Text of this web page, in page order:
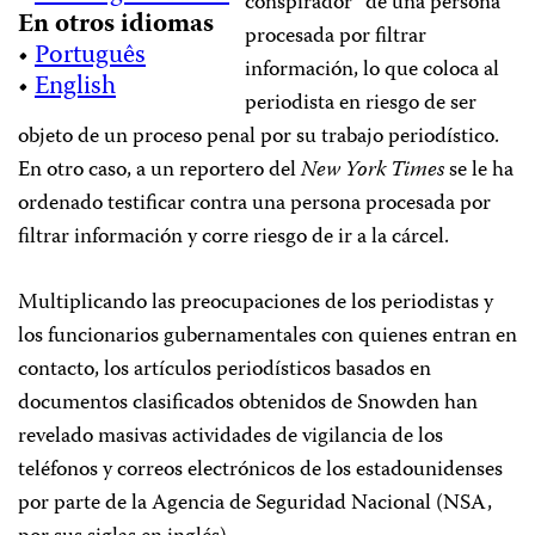
En otros idiomas
•Português
•English
procesada por filtrar
información, lo que coloca al
periodista en riesgo de ser
objeto de un proceso penal por su trabajo periodístico.
En otro caso, a un reportero delNew York Timesse le ha
ordenado testificar contra una persona procesada por
filtrar información y corre riesgo de ir a la cárcel.
Multiplicando las preocupaciones de los periodistas y
los funcionarios gubernamentales con quienes entran en
contacto, los artículos periodísticos basados en
documentos clasificados obtenidos de Snowden han
revelado masivas actividades de vigilancia de los
teléfonos y correos electrónicos de los estadounidenses
por parte de la Agencia de Seguridad Nacional (NSA,